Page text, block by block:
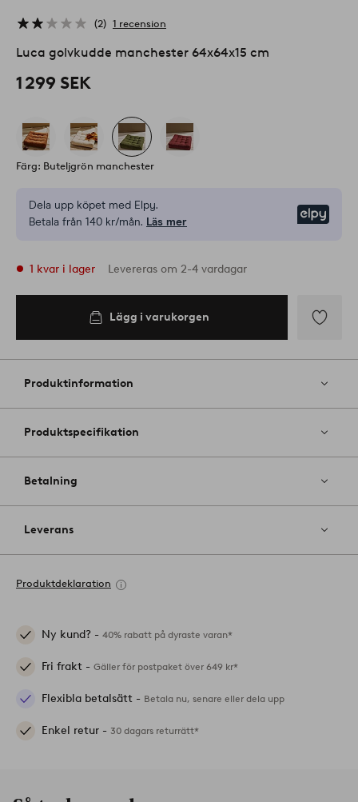
2 1 recension
Luca golvkudde manchester 64x64x15 cm
1 299 SEK
Färg: Buteljgrön manchester
Dela upp köpet med Elpy.
Betala från 140 kr/mån. Läs mer
1 kvar i lager Levereras om 2-4 vardagar
Lägg i varukorgen
till
favoriter
Produktinformation
Produktspecifikation
Betalning
Leverans
Produktdeklaration
Ny kund? - 40% rabatt på dyraste varan*
Fri frakt - Gäller för postpaket över 649 kr*
Flexibla betalsätt - Betala nu, senare eller dela upp
Enkel retur - 30 dagars returrätt*